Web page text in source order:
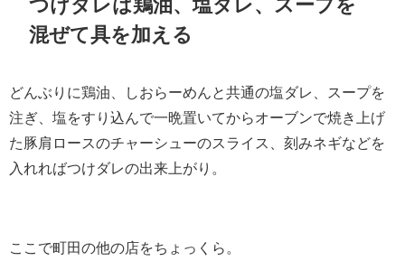
つけダレは鶏油、塩ダレ、スープを
混ぜて具を加える
どんぶりに鶏油、しおらーめんと共通の塩ダレ、スープを
注ぎ、塩をすり込んで一晩置いてからオーブンで焼き上げ
た豚肩ロースのチャーシューのスライス、刻みネギなどを
入れればつけダレの出来上がり。
ここで町田の他の店をちょっくら。